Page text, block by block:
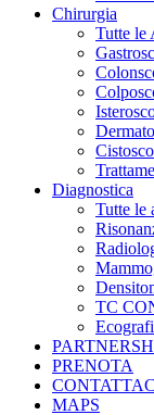
Chirurgia
Tutte le
Diagnostica
Tutte le
TC
PRENOTA
MAPS